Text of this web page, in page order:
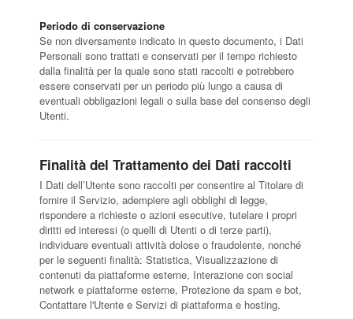
Periodo di conservazione
Se non diversamente indicato in questo documento, i Dati
Personali sono trattati e conservati per il tempo richiesto
dalla finalità per la quale sono stati raccolti e potrebbero
essere conservati per un periodo più lungo a causa di
eventuali obbligazioni legali o sulla base del consenso degli
Utenti.
Finalità del Trattamento dei Dati raccolti
I Dati dell’Utente sono raccolti per consentire al Titolare di
fornire il Servizio, adempiere agli obblighi di legge,
rispondere a richieste o azioni esecutive, tutelare i propri
diritti ed interessi (o quelli di Utenti o di terze parti),
individuare eventuali attività dolose o fraudolente, nonché
per le seguenti finalità: Statistica, Visualizzazione di
contenuti da piattaforme esterne, Interazione con social
network e piattaforme esterne, Protezione da spam e bot,
Contattare l'Utente e Servizi di piattaforma e hosting.